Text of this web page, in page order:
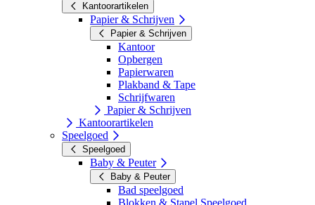
Kantoorartikelen
Papier & Schrijven
Papier & Schrijven
Kantoor
Opbergen
Papierwaren
Plakband & Tape
Schrijfwaren
Papier & Schrijven
Kantoorartikelen
Speelgoed
Speelgoed
Baby & Peuter
Baby & Peuter
Bad speelgoed
Blokken & Stapel Speelgoed